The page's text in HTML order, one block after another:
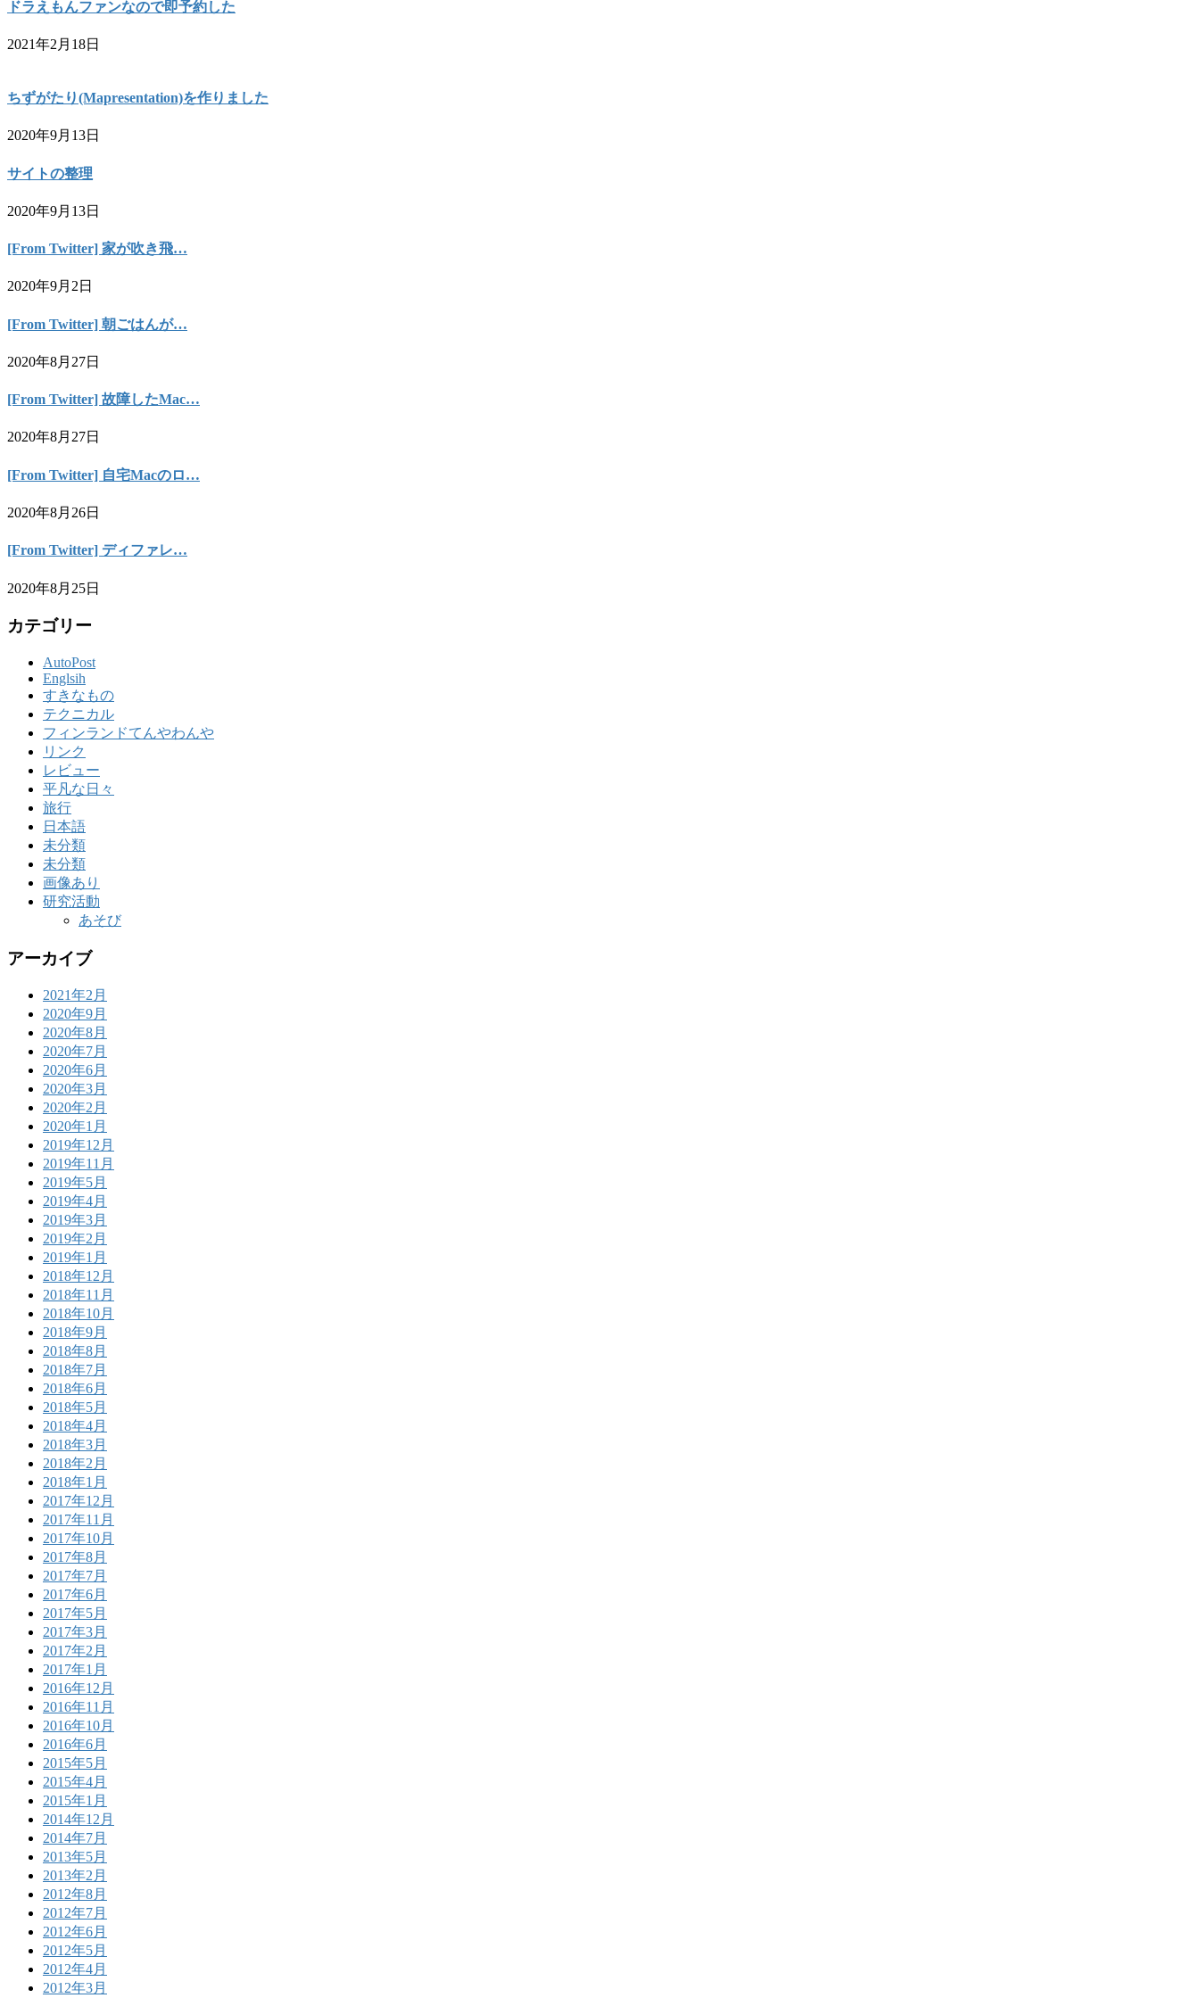
ドラえもんファンなので即予約した
2021年2月18日
ちずがたり(Mapresentation)を作りました
2020年9月13日
サイトの整理
2020年9月13日
[From Twitter] 家が吹き飛…
2020年9月2日
[From Twitter] 朝ごはんが…
2020年8月27日
[From Twitter] 故障したMac…
2020年8月27日
[From Twitter] 自宅Macのロ…
2020年8月26日
[From Twitter] ディファレ…
2020年8月25日
カテゴリー
AutoPost
Englsih
すきなもの
テクニカル
フィンランドてんやわんや
リンク
レビュー
平凡な日々
旅行
日本語
未分類
未分類
画像あり
研究活動
あそび
アーカイブ
2021年2月
2020年9月
2020年8月
2020年7月
2020年6月
2020年3月
2020年2月
2020年1月
2019年12月
2019年11月
2019年5月
2019年4月
2019年3月
2019年2月
2019年1月
2018年12月
2018年11月
2018年10月
2018年9月
2018年8月
2018年7月
2018年6月
2018年5月
2018年4月
2018年3月
2018年2月
2018年1月
2017年12月
2017年11月
2017年10月
2017年8月
2017年7月
2017年6月
2017年5月
2017年3月
2017年2月
2017年1月
2016年12月
2016年11月
2016年10月
2016年6月
2015年5月
2015年4月
2015年1月
2014年12月
2014年7月
2013年5月
2013年2月
2012年8月
2012年7月
2012年6月
2012年5月
2012年4月
2012年3月